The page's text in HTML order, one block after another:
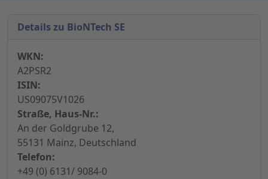
Details zu BioNTech SE
WKN:
A2PSR2
ISIN:
US09075V1026
Straße, Haus-Nr.:
An der Goldgrube 12,
55131 Mainz, Deutschland
Telefon:
+49 (0) 6131/ 9084-0